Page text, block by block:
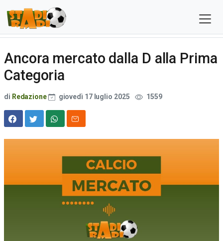
Ancora mercato dalla D alla Prima
Categoria
di Redazione giovedì 17 luglio 2025 1559